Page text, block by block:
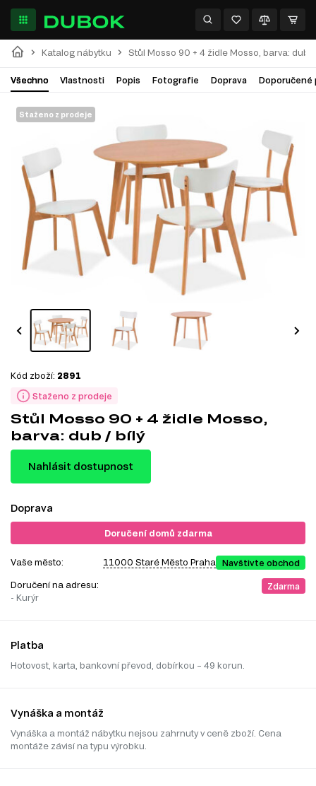
Katalog nábytku Stůl Mosso 90 + 4 židle Mosso, barva: dub /
Všechno Vlastnosti Popis Fotografie Doprava Doporučené
Staženo z prodeje
Staženo z prodeje
Kód zboží: 2891
Stůl Mosso 90 + 4 židle Mosso,
barva: dub / bílý
Nahlásit dostupnost
Doprava
Doručení domů zdarma
Vaše město: 11000 Staré Město Praha Navštivte obchod
Doručení na adresu:
- Kurýr
Zdarma
Platba
Hotovost, karta, bankovní převod, dobírkou – 49 korun.
Vynáška a montáž
Vynáška a montáž nábytku nejsou zahrnuty v ceně zboží. Cena
montáže závisí na typu výrobku.